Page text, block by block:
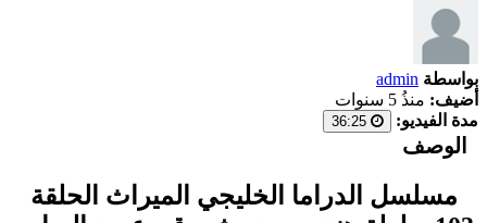
بواسطة admin
أضيف: منذُ 5 سنوات
مدة الفيديو:
الوصف
مسلسل الدراما الخليجي الميراث الحلقة